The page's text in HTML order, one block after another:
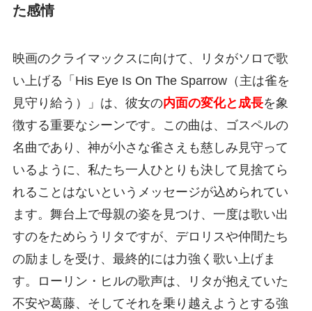
た感情
映画のクライマックスに向けて、リタがソロで歌
い上げる「His Eye Is On The Sparrow（主は雀を
見守り給う）」は、彼女の内面の変化と成長を象
徴する重要なシーンです。この曲は、ゴスペルの
名曲であり、神が小さな雀さえも慈しみ見守って
いるように、私たち一人ひとりも決して見捨てら
れることはないというメッセージが込められてい
ます。舞台上で母親の姿を見つけ、一度は歌い出
すのをためらうリタですが、デロリスや仲間たち
の励ましを受け、最終的には力強く歌い上げま
す。ローリン・ヒルの歌声は、リタが抱えていた
不安や葛藤、そしてそれを乗り越えようとする強